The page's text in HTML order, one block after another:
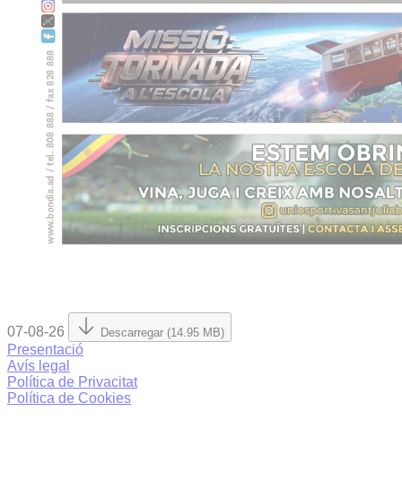
07-08-26 Descarregar (14.95 MB)
Presentació
Avís legal
Política de Privacitat
Política de Cookies